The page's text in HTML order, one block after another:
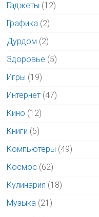
Гаджеты (12)
Графика (2)
Дурдом (2)
Здоровье (5)
Игры (19)
Интернет (47)
Кино (12)
Книги (5)
Компьютеры (49)
Космос (62)
Кулинария (18)
Музыка (21)